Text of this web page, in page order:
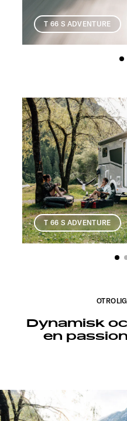
T 66 S ADVENTURE
T 66 S ADVENTURE
Dynamisk
en